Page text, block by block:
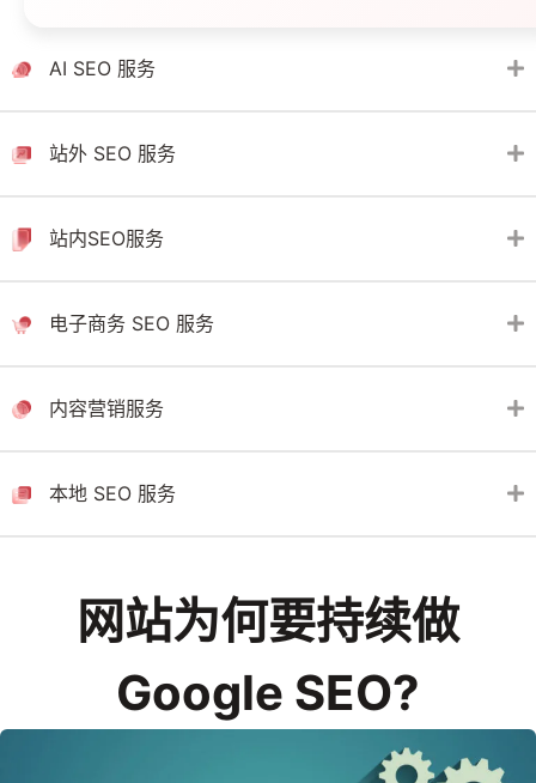
AI SEO 服务
站外 SEO 服务
站内SEO服务
电子商务 SEO 服务
内容营销服务
本地 SEO 服务
网站为何要持续做
Google SEO?